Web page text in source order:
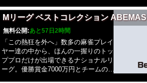
交代は2回までとする。交代され、試
合から一度外れた棋士は再出場不可。
この冬、かつて無いほどのアツい戦い
を繰り広げ軍配が上がる地域は一体ど
こなのか。乞うご期待。※段位は収録
当時のものになります
レの栄光を目指して戦う。Mリーグ
2025-26では、新たに「EARTH
JETS(アースジェッツ)」がチームに加
わり、新Mリーガー7名、10チーム総
勢40名でのシーズンとなる。
Mリーグ ベストコレクション ABEMAS
無料公開:あと57日2時間
「この熱狂を外へ」数多の麻雀プレイ
ヤー達の中から、ほんの一握りのトッ
ププロだけが出場できるナショナルリ
ーグ。優勝賞金7000万円とチームの威